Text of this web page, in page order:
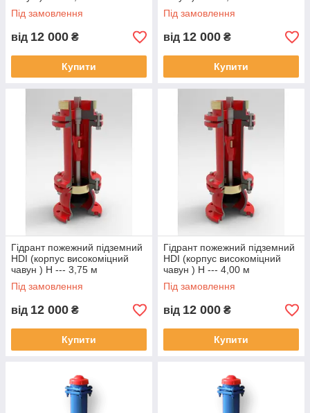
Під замовлення
від 12 000 ₴
Купити
Під замовлення
від 12 000 ₴
Купити
Гідрант пожежний підземний
HDI (корпус високоміцний
чавун ) Н --- 3,75 м
Під замовлення
від 12 000 ₴
Купити
Гідрант пожежний підземний
HDI (корпус високоміцний
чавун ) Н --- 4,00 м
Під замовлення
від 12 000 ₴
Купити